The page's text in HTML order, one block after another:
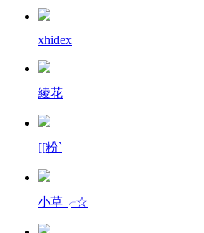
xhidex
綾花
[[粉`
小草╭☆